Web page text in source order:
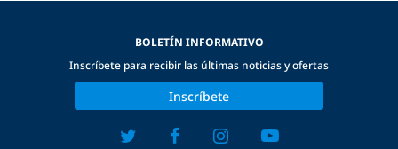
BOLETÍN INFORMATIVO
Inscríbete para recibir las últimas noticias y ofertas
Inscríbete